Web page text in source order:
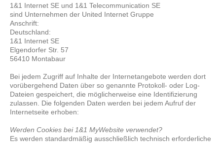
1&1 Internet SE und 1&1 Telecommunication SE
sind Unternehmen der United Internet Gruppe
Anschrift:
Deutschland:
1&1 Internet SE
Elgendorfer Str. 57
56410 Montabaur
Bei jedem Zugriff auf Inhalte der Internetangebote werden dort
vorübergehend Daten über so genannte Protokoll- oder Log-
Dateien gespeichert, die möglicherweise eine Identifizierung
zulassen. Die folgenden Daten werden bei jedem Aufruf der
Internetseite erhoben:
Werden Cookies bei 1&1 MyWebsite verwendet?
Es werden standardmäßig ausschließlich technisch erforderliche